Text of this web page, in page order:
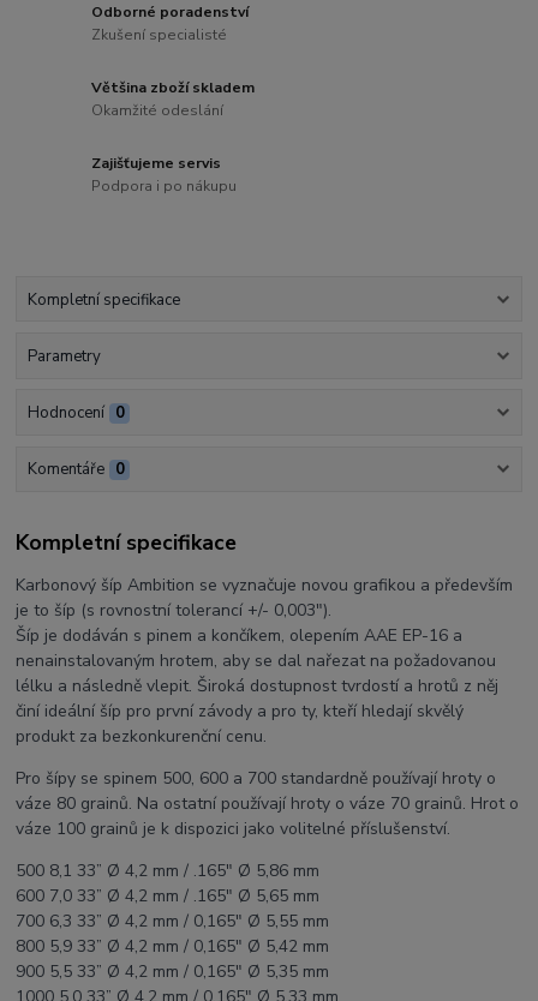
Odborné poradenství
Zkušení specialisté
Většina zboží skladem
Okamžité odeslání
Zajišťujeme servis
Podpora i po nákupu
Kompletní specifikace
Parametry
Hodnocení 0
Komentáře 0
Kompletní specifikace
Karbonový šíp Ambition se vyznačuje novou grafikou a především
je to šíp (s rovnostní tolerancí +/- 0,003").
Šíp je dodáván s pinem a končíkem, olepením AAE EP-16 a
nenainstalovaným hrotem, aby se dal nařezat na požadovanou
lélku a následně vlepit. Široká dostupnost tvrdostí a hrotů z něj
činí ideální šíp pro první závody a pro ty, kteří hledají skvělý
produkt za bezkonkurenční cenu.
Pro šípy se spinem 500, 600 a 700 standardně používají hroty o
váze 80 grainů. Na ostatní používají hroty o váze 70 grainů. Hrot o
váze 100 grainů je k dispozici jako volitelné příslušenství.
500 8,1 33” Ø 4,2 mm / .165" Ø 5,86 mm
600 7,0 33” Ø 4,2 mm / .165" Ø 5,65 mm
700 6,3 33” Ø 4,2 mm / 0,165" Ø 5,55 mm
800 5,9 33” Ø 4,2 mm / 0,165" Ø 5,42 mm
900 5,5 33” Ø 4,2 mm / 0,165" Ø 5,35 mm